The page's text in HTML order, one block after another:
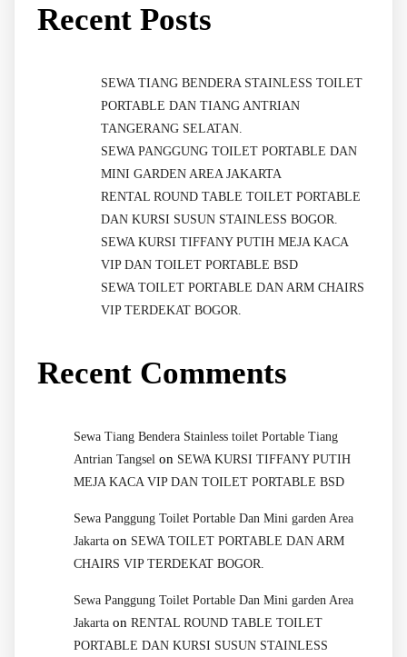
Recent Posts
SEWA TIANG BENDERA STAINLESS TOILET
PORTABLE DAN TIANG ANTRIAN
TANGERANG SELATAN.
SEWA PANGGUNG TOILET PORTABLE DAN
MINI GARDEN AREA JAKARTA
RENTAL ROUND TABLE TOILET PORTABLE
DAN KURSI SUSUN STAINLESS BOGOR.
SEWA KURSI TIFFANY PUTIH MEJA KACA
VIP DAN TOILET PORTABLE BSD
SEWA TOILET PORTABLE DAN ARM CHAIRS
VIP TERDEKAT BOGOR.
Recent Comments
Sewa Tiang Bendera Stainless toilet Portable Tiang
Antrian Tangsel on SEWA KURSI TIFFANY PUTIH
MEJA KACA VIP DAN TOILET PORTABLE BSD
Sewa Panggung Toilet Portable Dan Mini garden Area
Jakarta on SEWA TOILET PORTABLE DAN ARM
CHAIRS VIP TERDEKAT BOGOR.
Sewa Panggung Toilet Portable Dan Mini garden Area
Jakarta on RENTAL ROUND TABLE TOILET
PORTABLE DAN KURSI SUSUN STAINLESS